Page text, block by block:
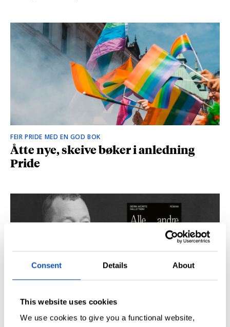
Consent Details About
This website uses cookies
We use cookies to give you a functional website,
FEIR PRIDE MED EN GOD BOK
Åtte nye, skeive bøker i anledning
Pride
SÅ DU NRK-DOKUMENTAREN «AGENTEN»?
Didrik M. Hallstrøm: – Alt det med CIA